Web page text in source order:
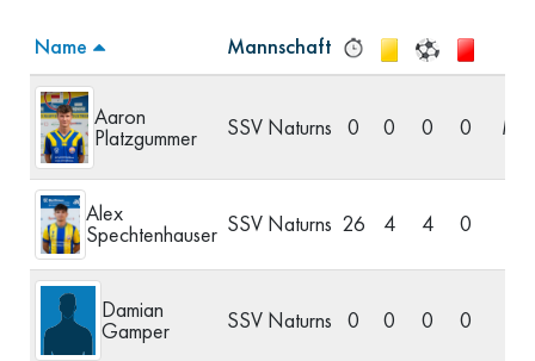
Name Mannschaft
Aaron
Platzgummer SSV Naturns 0 0 0 0
Alex
Spechtenhauser SSV Naturns 26 4 4 0
Damian
Gamper SSV Naturns 0 0 0 0